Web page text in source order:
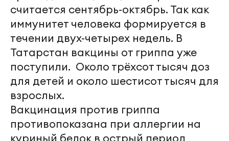
считается сентябрь-октябрь. Так как
иммунитет человека формируется в
течении двух-четырех недель. В
Татарстан вакцины от гриппа уже
поступили. Около трёхсот тысяч доз
для детей и около шестисот тысяч для
взрослых.
Вакцинация против гриппа
противопоказана при аллергии на